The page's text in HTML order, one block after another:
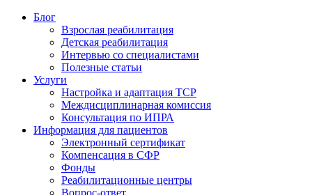
Блог
Взрослая реабилитация
Детская реабилитация
Интервью со специалистами
Полезные статьи
Услуги
Настройка и адаптация ТСР
Междисциплинарная комиссия
Консультация по ИПРА
Информация для пациентов
Электронный сертификат
Компенсация в СФР
Фонды
Реабилитационные центры
Вопрос-ответ